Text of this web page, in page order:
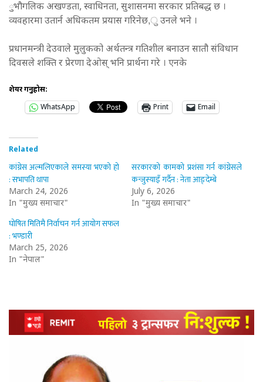
ुभौगलिक अखण्डता, स्वाधिनता, सुशासनमा सरकार प्रतिबद्ध छ ।
व्यवहारमा उतार्न अधिकतम प्रयास गरिनेछ,ु उनले भने ।
प्रधानमन्त्री देउवाले मुलुकको अर्थतन्त्र गतिशील बनाउन सातौ संविधान
दिवसले शक्ति र प्रेरणा देओस् भनि प्रार्थना गरे । एनके
शेयर गर्नुहोस:
WhatsApp
Print Email
Related
कांग्रेस अल्मलिएकाले समस्या भएको हो
: सभापति थापा
March 24, 2026
In "मुख्य समाचार"
सरकारको कामको प्रशंसा गर्न कांग्रेसले
कन्जुस्याइँ गर्दैन : नेता आङ्देम्बे
July 6, 2026
In "मुख्य समाचार"
घोषित मितिमै निर्वाचन गर्न आयोग सफल
: भण्डारी
March 25, 2026
In "नेपाल"